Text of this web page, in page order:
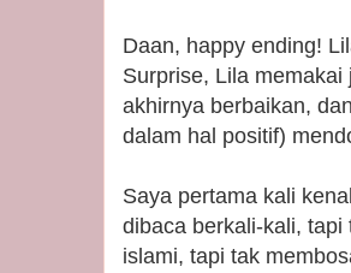
Daan, happy ending!
Surprise, Lila
akhirnya berbaikan,
dalam hal positif)
Saya pertama kali
dibaca berkali-kali,
islami, tapi tak